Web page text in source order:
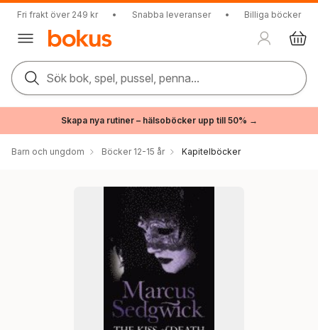
Fri frakt över 249 kr • Snabba leveranser • Billiga böcker
Sök bok, spel, pussel, penna...
Skapa nya rutiner – hälsoböcker upp till 50% →
Barn och ungdom Böcker 12-15 år Kapitelböcker